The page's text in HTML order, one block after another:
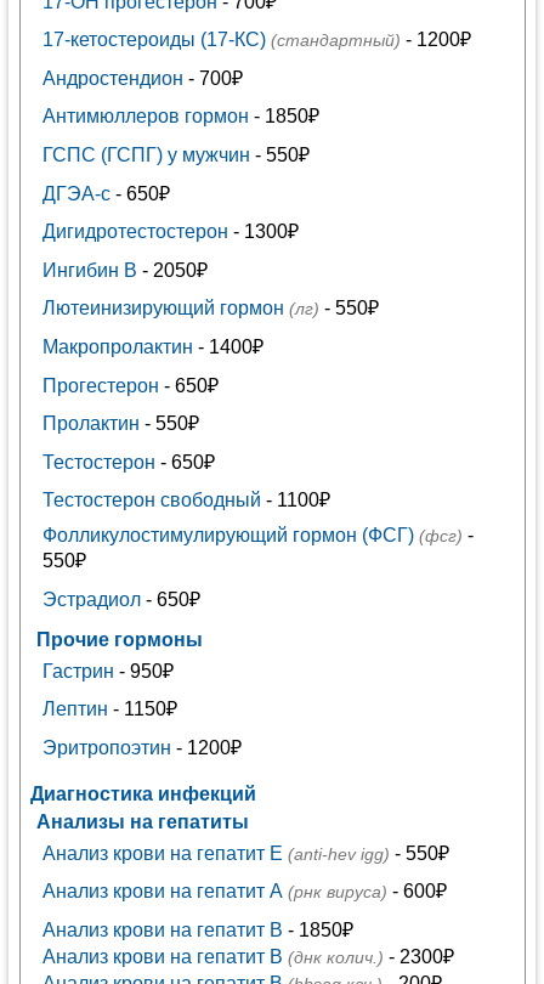
17-кетостероиды (17-КС) (стандартный) - 1200₽
Андростендион - 700₽
Антимюллеров гормон - 1850₽
ГСПС (ГСПГ) у мужчин - 550₽
ДГЭА-с- 650₽
Дигидротестостерон - 1300₽
Ингибин В - 2050₽
Лютеинизирующий гормон (лг) - 550₽
Макропролактин - 1400₽
Прогестерон - 650₽
Пролактин - 550₽
Тестостерон - 650₽
Тестостерон свободный - 1100₽
Фолликулостимулирующий гормон (ФСГ) (фсг) -
550₽
Эстрадиол- 650₽
Прочие гормоны
Гастрин - 950₽
Лептин - 1150₽
Эритропоэтин - 1200₽
Диагностика инфекций
Анализы на гепатиты
Анализ крови на гепатит E (anti-hev igg) - 550₽
Анализ крови на гепатит А (рнк вируса) - 600₽
Анализ крови на гепатит В - 1850₽
Анализ крови на гепатит В (днк колич.) - 2300₽